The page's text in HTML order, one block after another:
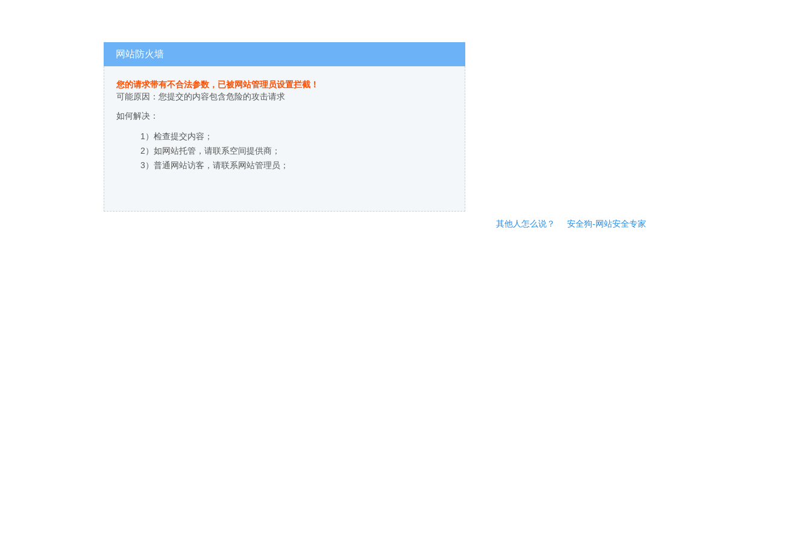
网站防火墙
您的请求带有不合法参数，已被网站管理员设置拦截！
可能原因：您提交的内容包含危险的攻击请求
如何解决：
1）检查提交内容；
2）如网站托管，请联系空间提供商；
3）普通网站访客，请联系网站管理员；
其他人怎么说？ 安全狗-网站安全专家